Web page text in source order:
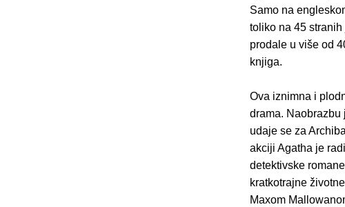
Samo na
toliko na 45
prodale u više od
knjiga.
Ova iznimna i
drama. Naobrazbu
udaje se za
akciji Agatha je
detektivske
kratkotrajne
Maxom